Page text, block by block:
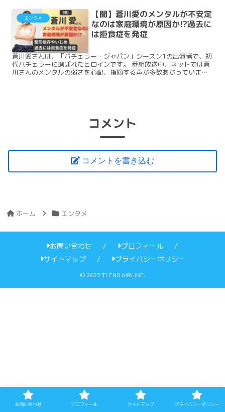
エンタメ
【闇】蒼川愛のメンタルが不安定
なのは家庭環境が原因か!?過去に
は拒食症を発症
蒼川愛さんは、「バチェラー・ジャパン」シーズン1の出演者で、初
代バチェラーに選ばれたヒロインです。 番組放送中、ネットでは蒼
川さんのメンタルの弱さを心配、指摘する声が多数あがっていまし
コメント
コメントを書き込む
ホーム エンタメ
お問い合わせ
プロフィール
サイトマップ
プライバシーポリシー
© 2022 TLEND AIRLINE.
お問い合わせ プロフィール サイトマップ プライバシーポリシー